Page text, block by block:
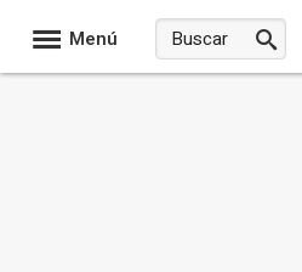
Menú